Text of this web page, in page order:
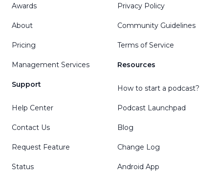
Awards
About
Pricing
Management Services
Support
Help Center
Contact Us
Request Feature
Status
Privacy Policy
Community Guidelines
Terms of Service
Resources
How to start a podcast?
Podcast Launchpad
Blog
Change Log
Android App